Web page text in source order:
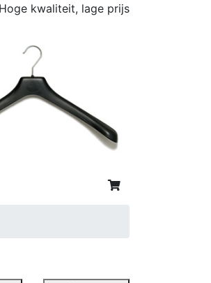
Hoge kwaliteit, lage prijs